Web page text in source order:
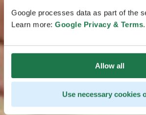
Google processes data as part of the
Learn more: Google Privacy & Terms.
Allow all
Use necessary cookies